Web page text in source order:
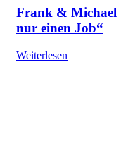
Frank & Michael
nur einen Job“
Weiterlesen